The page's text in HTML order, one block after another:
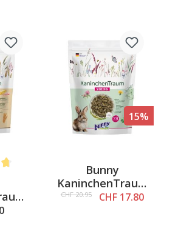
of 4.6 out of 5 stars
15%
Bunny
KaninchenTraum
YOUNG 1.5kg
CHF 20.95 CHF 17.80